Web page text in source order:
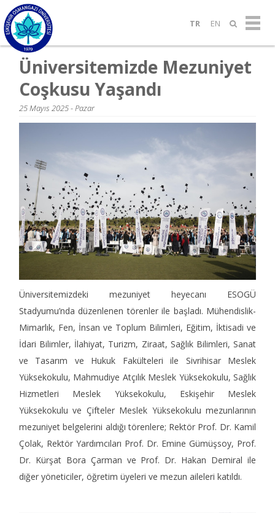
TR EN
Üniversitemizde Mezuniyet
Coşkusu Yaşandı
25 Mayıs 2025 - Pazar
Üniversitemizdeki mezuniyet heyecanı ESOGÜ
Stadyumu’nda düzenlenen törenler ile başladı. Mühendislik-
Mimarlık, Fen, İnsan ve Toplum Bilimleri, Eğitim, İktisadi ve
İdari Bilimler, İlahiyat, Turizm, Ziraat, Sağlık Bilimleri, Sanat
ve Tasarım ve Hukuk Fakülteleri ile Sivrihisar Meslek
Yüksekokulu, Mahmudiye Atçılık Meslek Yüksekokulu, Sağlık
Hizmetleri Meslek Yüksekokulu, Eskişehir Meslek
Yüksekokulu ve Çifteler Meslek Yüksekokulu mezunlarının
mezuniyet belgelerini aldığı törenlere; Rektör Prof. Dr. Kamil
Çolak, Rektör Yardımcıları Prof. Dr. Emine Gümüşsoy, Prof.
Dr. Kürşat Bora Çarman ve Prof. Dr. Hakan Demiral ile
diğer yöneticiler, öğretim üyeleri ve mezun aileleri katıldı.